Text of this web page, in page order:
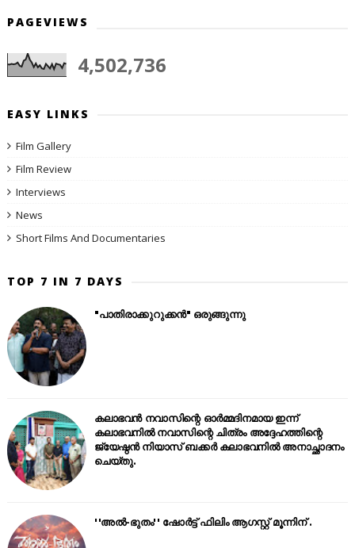
PAGEVIEWS
4,502,736
EASY LINKS
Film Gallery
Film Review
Interviews
News
Short Films And Documentaries
TOP 7 IN 7 DAYS
"പാതിരാക്കുറുക്കൻ" ഒരുങ്ങുന്നു
കലാഭവൻ നവാസിന്റെ ഓർമ്മദിനമായ ഇന്ന്
കലാഭവനിൽ നവാസിന്റെ ചിത്രം അദ്ദേഹത്തിന്റെ
ജ്യേഷ്ഠൻ നിയാസ് ബക്കർ കലാഭവനിൽ അനാച്ഛാദനം
ചെയ്തു.
''അൽ-ഭുതം'' ഷോർട്ട് ഫിലിം ആഗസ്റ്റ് മൂന്നിന് .